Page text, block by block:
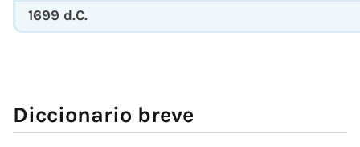
1699 d.C.
Diccionario breve